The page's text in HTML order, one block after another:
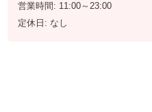
営業時間: 11:00～23:00
定休日: なし